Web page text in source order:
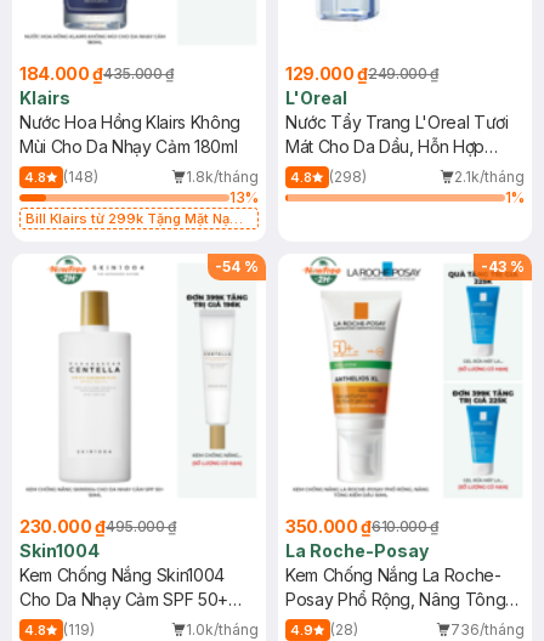
184.000 ₫435.000 ₫
Klairs
Nước Hoa Hồng Klairs Không
Mùi Cho Da Nhạy Cảm 180ml
4.8 (148)
1.8k/tháng
13%
Bill Klairs từ 299k Tặng Mặt Nạ
25ml (SL Có Hạn)
129.000 ₫249.000 ₫
L'Oreal
Nước Tẩy Trang L'Oreal Tươi
Mát Cho Da Dầu, Hỗn Hợp
400ml
4.8 (298)
2.1k/tháng
1%
-54 %
230.000 ₫495.000 ₫
Skin1004
Kem Chống Nắng Skin1004
Cho Da Nhạy Cảm SPF 50+
50ml
4.8 (119)
1.0k/tháng
-43 %
350.000 ₫610.000 ₫
La Roche-Posay
Kem Chống Nắng La Roche-
Posay Phổ Rộng, Nâng Tông
Kiềm Dầu 50ml
4.9 (28)
736/tháng